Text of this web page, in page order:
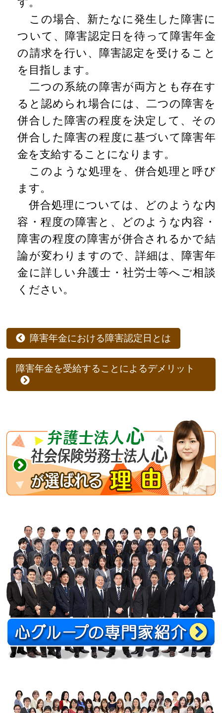
この場合、新たなに発生した障害に
ついて、障害認定日を待って障害年金
の請求を行い、障害認定を受けること
を目指します。
二つの系統の障害が両方とも存在す
ると認められ場合には、二つの障害を
併合した障害の程度を決定して、その
併合した障害の程度に基づいて障害年
金を支給することになります。
このような処理を、併合処理と呼び
ます。
併合処理については、どのような内
容・程度の障害と、どのような内容・
障害の程度の障害が併合されるかで結
論が変わりますので、詳細は、障害年
金に詳しい弁護士・社労士等へご相談
ください。
障害年金における障害認定日とは
障害年金を受給することによるデメリット